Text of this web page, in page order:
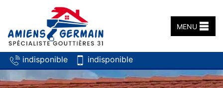
indisponible indisponible
MENU